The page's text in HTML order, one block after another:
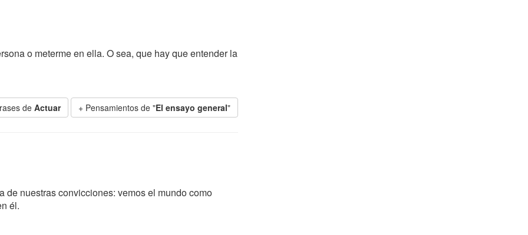
o meterme en ella. O sea, que hay que entender la
de Actuar + Pensamientos de "El ensayo general"
de nuestras convicciones: vemos el mundo como
él.